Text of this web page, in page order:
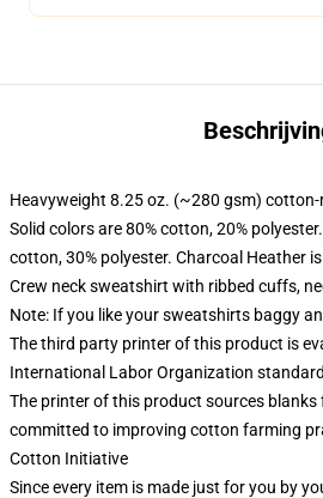
Heavyweight 8.25 oz. (~280 gsm) cotton-
Solid colors are 80% cotton, 20%
cotton, 30% polyester. Charcoal Heather
Crew neck sweatshirt with ribbed cuffs,
Note: If you like your sweatshirts baggy
The third party printer of this product is
International Labor Organization
The printer of this product sources
committed to improving cotton farming
Cotton Initiative
Since every item is made just for you by